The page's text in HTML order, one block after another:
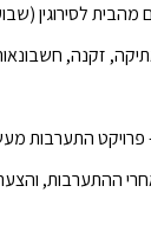
מהבית לסירוגין
זקנה,
התערבות
ההתערבות,